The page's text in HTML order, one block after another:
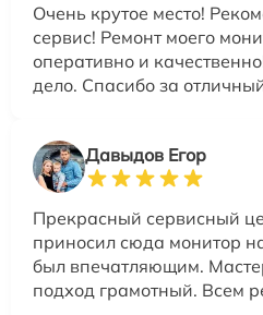
Очень крутое место!
сервис! Ремонт моего
оперативно и
дело. Спасибо за
Давыдов Егор
Прекрасный сервисный
приносил сюда монитор
был впечатляющим.
подход грамотный. Всем